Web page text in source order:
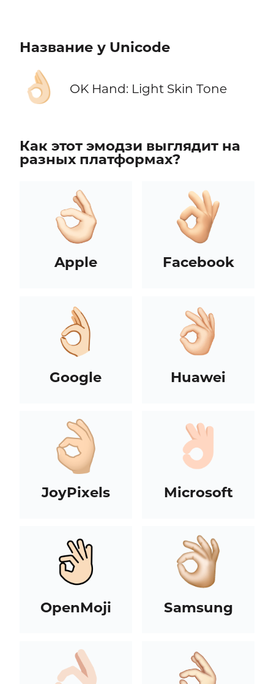
Название у Unicode
👌🏻 OK Hand: Light Skin Tone
Как этот эмодзи выглядит на
разных платформах?
Apple Facebook
Google Huawei
JoyPixels Microsoft
OpenMoji Samsung